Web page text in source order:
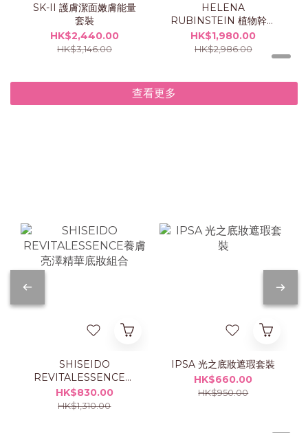
SK-II 護膚潔面嫩膚能量
套裝
HK$2,440.00
HK$3,146.00
HELENA
RUBINSTEIN 植物幹細
胞再生基底精華露 75ml
套裝
HK$1,980.00
HK$2,986.00
查看更多
SHISEIDO
REVITALESSENCE養
膚亮澤精華底妝組合
HK$830.00
HK$1,310.00
IPSA 光之底妝遮瑕套裝
HK$660.00
HK$950.00